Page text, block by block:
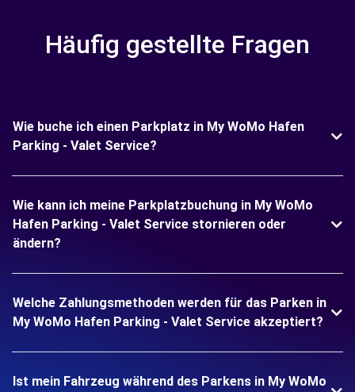
Häufig gestellte Fragen
Wie buche ich einen Parkplatz in My WoMo Hafen
Parking - Valet Service?
Wie kann ich meine Parkplatzbuchung in My WoMo
Hafen Parking - Valet Service stornieren oder
ändern?
Welche Zahlungsmethoden werden für das Parken in
My WoMo Hafen Parking - Valet Service akzeptiert?
Ist mein Fahrzeug während des Parkens in My WoMo